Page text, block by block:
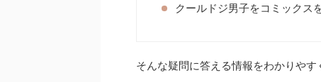
クールドジ男子をコミックス
そんな疑問に答える情報をわかりやす